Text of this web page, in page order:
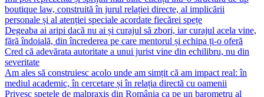
boutique law, construită în jurul relației directe, al implicării
personale și al atenției speciale acordate fiecărei spețe
Degeaba ai aripi dacă nu ai și curajul să zbori, iar curajul acela vine,
fără îndoială, din încrederea pe care mentorul și echipa ți-o oferă
Cred că adevărata autoritate a unui jurist vine din echilibru, nu din
severitate
Am ales să construiesc acolo unde am simțit că am impact real: în
mediul academic, în cercetare și în relația directă cu oamenii
Privesc spețele de malpraxis din România ca pe un barometru al